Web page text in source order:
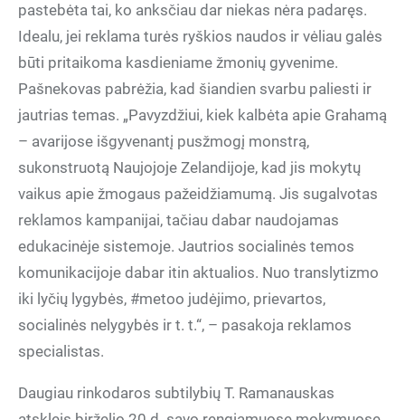
pastebėta tai, ko anksčiau dar niekas nėra padaręs.
Idealu, jei reklama turės ryškios naudos ir vėliau galės
būti pritaikoma kasdieniame žmonių gyvenime.
Pašnekovas pabrėžia, kad šiandien svarbu paliesti ir
jautrias temas. „Pavyzdžiui, kiek kalbėta apie Grahamą
– avarijose išgyvenantį pusžmogį monstrą,
sukonstruotą Naujojoje Zelandijoje, kad jis mokytų
vaikus apie žmogaus pažeidžiamumą. Jis sugalvotas
reklamos kampanijai, tačiau dabar naudojamas
edukacinėje sistemoje. Jautrios socialinės temos
komunikacijoje dabar itin aktualios. Nuo translytizmo
iki lyčių lygybės, #metoo judėjimo, prievartos,
socialinės nelygybės ir t. t.“, – pasakoja reklamos
specialistas.
Daugiau rinkodaros subtilybių T. Ramanauskas